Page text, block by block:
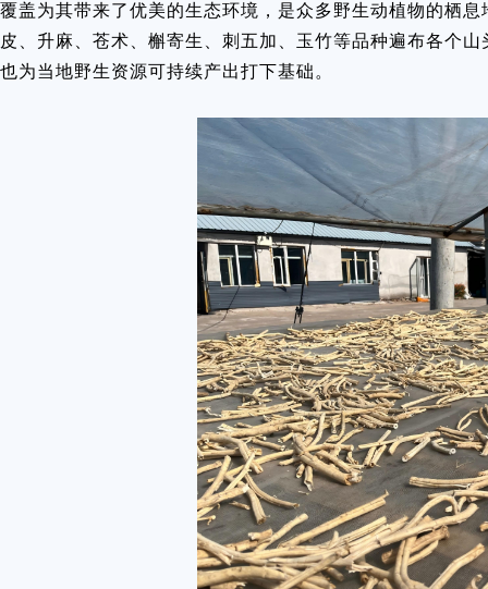
覆盖为其带来了优美的生态环境，是众多野生动植物的栖
皮、升麻、苍术、槲寄生、刺五加、玉竹等品种遍布各个
也为当地野生资源可持续产出打下基础。